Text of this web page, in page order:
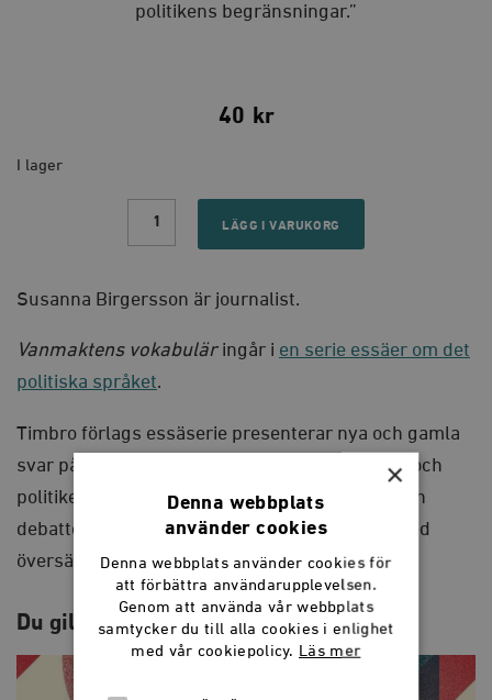
politikens begränsningar.”
40 kr
I lager
Vanmaktens
vokabulär
LÄGG I VARUKORG
Susanna Birgersson är journalist.
Vanmaktens vokabulär ingår i en serie essäer om det
politiska språket.
Timbro förlags essäserie presenterar nya och gamla
svar på eviga frågor om människan, samhället och
politiken. Vi ger ut texter som vi tror bidrar till en
debatten. Nya svenska originaltexter varvas med
översättningar.
Du gillar kanske också…
×
Denna webbplats
använder cookies
Denna webbplats använder cookies för
att förbättra användarupplevelsen.
Genom att använda vår webbplats
samtycker du till alla cookies i enlighet
med vår cookiepolicy. Läs mer